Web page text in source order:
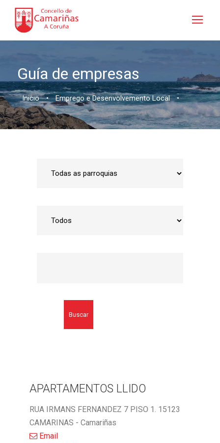
Guía de empresas
Inicio • Emprego e Desenvolvemento Local •
Buscar
APARTAMENTOS LLIDO
RUA IRMANS FERNANDEZ 7 PISO 1. 15123
CAMARINAS - Camariñas
Email